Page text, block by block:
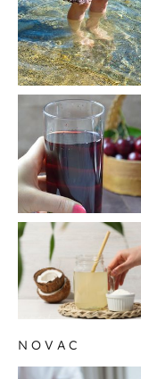
NOVAC